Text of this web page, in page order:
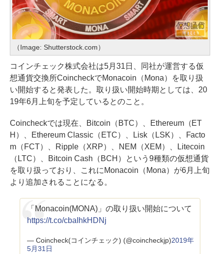
（Image: Shutterstock.com）
コインチェック株式会社は5月31日、同社が運営する仮
想通貨交換所CoincheckでMonacoin（Mona）を取り扱
い開始すると発表した。取り扱い開始時期としては、20
19年6月上旬を予定しているとのこと。
Coincheckでは現在、Bitcoin（BTC）、Ethereum（ET
H）、Ethereum Classic（ETC）、Lisk（LSK）、Facto
m（FCT）、Ripple（XRP）、NEM（XEM）、Litecoin
（LTC）、Bitcoin Cash（BCH）という9種類の仮想通貨
を取り扱っており、これにMonacoin（Mona）が6月上旬
より追加されることになる。
「Monacoin(MONA)」の取り扱い開始について
https://t.co/cbaIhkHDNj
— Coincheck(コインチェック) (@coincheckjp)2019年
5月31日